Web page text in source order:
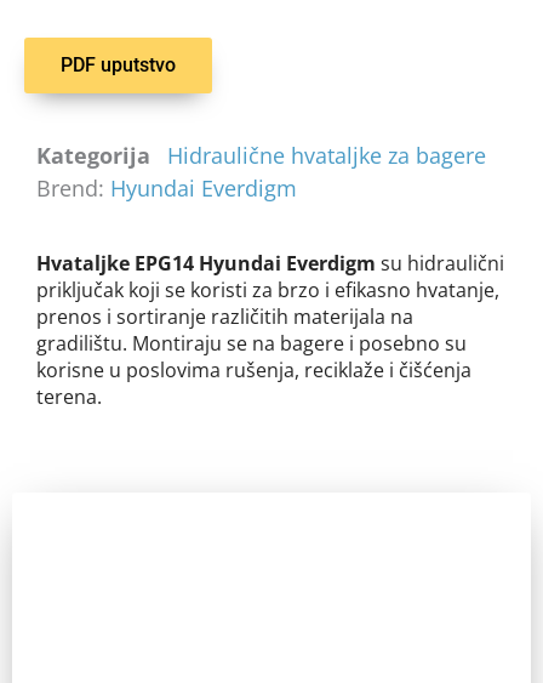
PDF uputstvo
Kategorija
Hidraulične hvataljke za bagere
Brend: Hyundai Everdigm
Hvataljke EPG14 Hyundai Everdigm su hidraulični
priključak koji se koristi za brzo i efikasno hvatanje,
prenos i sortiranje različitih materijala na
gradilištu. Montiraju se na bagere i posebno su
korisne u poslovima rušenja, reciklaže i čišćenja
terena.